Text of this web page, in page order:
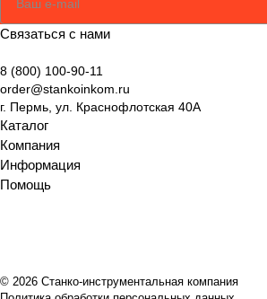
Связаться с нами
8 (800) 100-90-11
order@stankoinkom.ru
г. Пермь, ул. Краснофлотская 40А
Каталог
Компания
Информация
Помощь
© 2026 Станко-инструментальная компания